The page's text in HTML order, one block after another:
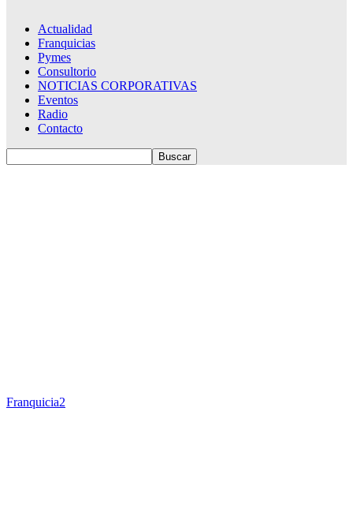
Actualidad
Franquicias
Pymes
Consultorio
NOTICIAS CORPORATIVAS
Eventos
Radio
Contacto
Franquicia2